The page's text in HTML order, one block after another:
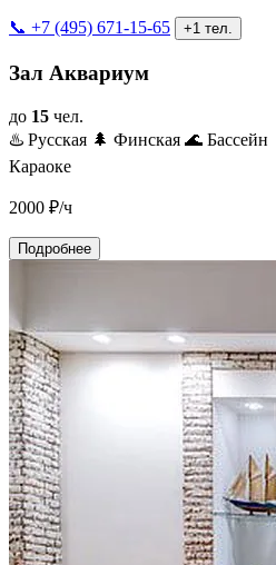
📞 +7 (495) 671-15-65 +1 тел.
Зал Аквариум
до 15 чел.
♨️ Русская 🌲 Финская 🌊 Бассейн
Караоке
2000 ₽/ч
Подробнее